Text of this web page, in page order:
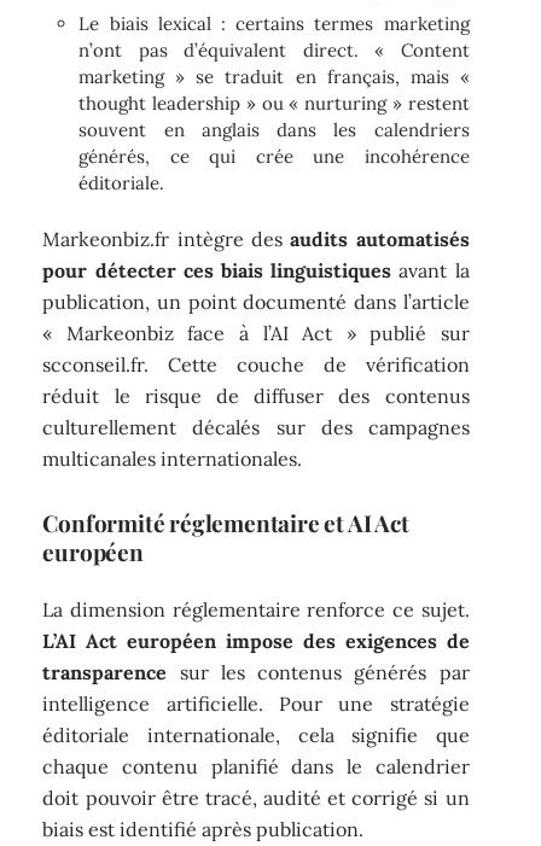
Le biais lexical : certains termes marketing
n’ont pas d’équivalent direct. « Content
marketing » se traduit en français, mais «
thought leadership » ou « nurturing » restent
souvent en anglais dans les calendriers
générés, ce qui crée une incohérence
éditoriale.
Markeonbiz.fr intègre desaudits automatisés
pour détecter ces biais linguistiques avant la
publication, un point documenté dans l’article
« Markeonbiz face à l’AI Act » publié sur
scconseil.fr. Cette couche de vérification
réduit le risque de diffuser des contenus
culturellement décalés sur des campagnes
multicanales internationales.
Conformité réglementaire et AI Act
européen
La dimension réglementaire renforce ce sujet.
L’AI Act européen impose des exigences de
transparence sur les contenus générés par
intelligence artificielle. Pour une stratégie
éditoriale internationale, cela signifie que
chaque contenu planifié dans le calendrier
doit pouvoir être tracé, audité et corrigé si un
biais est identifié après publication.